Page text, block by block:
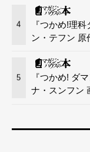
4
『つかめ!理
ン・テフン 原
5
『つかめ! ダ
ナ・スンフン